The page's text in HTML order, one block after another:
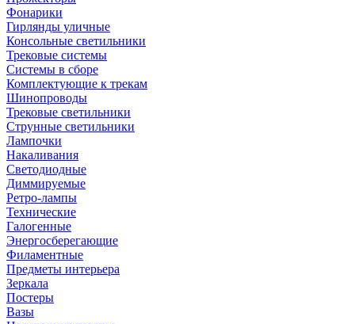
Фонарики
Гирлянды уличные
Консольные светильники
Трековые системы
Системы в сборе
Комплектующие к трекам
Шинопроводы
Трековые светильники
Струнные светильники
Лампочки
Накаливания
Светодиодные
Диммируемые
Ретро-лампы
Технические
Галогенные
Энергосберегающие
Филаментные
Предметы интерьера
Зеркала
Постеры
Вазы